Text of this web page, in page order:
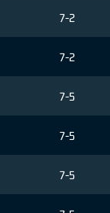
7-2
7-2
7-5
7-5
7-5